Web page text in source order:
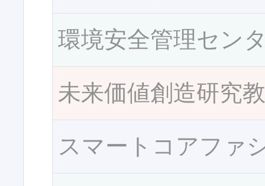
環境安全管理セン
未来価値創造研究
スマートコアファ